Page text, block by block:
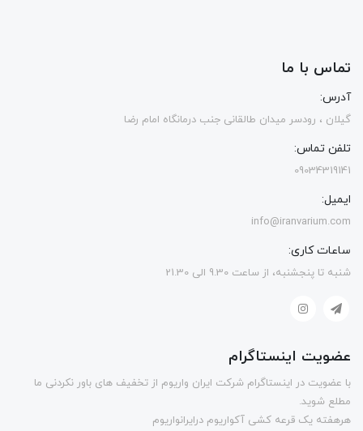
تماس با ما
آدرس:
گیلان ، رودسر میدان طالقانی جنب درمانگاه امام رضا
تلفن تماس:
09034319141
ایمیل:
info@iranvarium.com
ساعات کاری:
شنبه تا پنجشنبه، از ساعت 9.30 الی 21.30
عضویت اینستاگرام
با عضویت در اینستاگرام شرکت ایران واریوم از تخفیف های باور نکردنی ما
مطلع شوید.
هرهفته یک قرعه کشی آکواریوم درایرانواریوم